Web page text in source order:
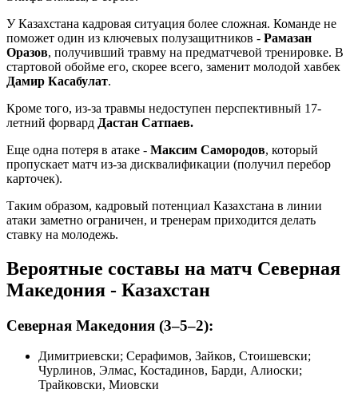
У Казахстана кадровая ситуация более сложная. Команде не
поможет один из ключевых полузащитников - Рамазан
Оразов, получивший травму на предматчевой тренировке. В
стартовой обойме его, скорее всего, заменит молодой хавбек
Дамир Касабулат.
Кроме того, из-за травмы недоступен перспективный 17-
летний форвард Дастан Сатпаев.
Еще одна потеря в атаке - Максим Самородов, который
пропускает матч из-за дисквалификации (получил перебор
карточек).
Таким образом, кадровый потенциал Казахстана в линии
атаки заметно ограничен, и тренерам приходится делать
ставку на молодежь.
Вероятные составы на матч Северная
Македония - Казахстан
Северная Македония (3–5–2):
Димитриевски; Серафимов, Зайков, Стоишевски;
Чурлинов, Элмас, Костадинов, Барди, Алиоски;
Трайковски, Миовски